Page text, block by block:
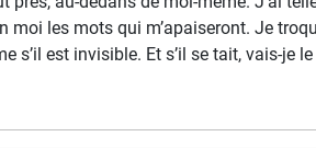
les mots qui m’apaiseront. Je
est invisible. Et s’il se tait, vais-je